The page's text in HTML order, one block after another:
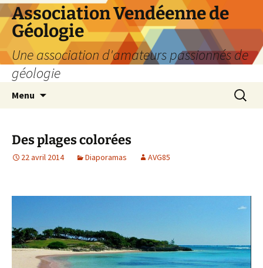
Aller
au
contenu
Association Vendéenne de
Géologie
Une association d'amateurs passionnés de
géologie
Menu
Des plages colorées
22 avril 2014 Diaporamas AVG85